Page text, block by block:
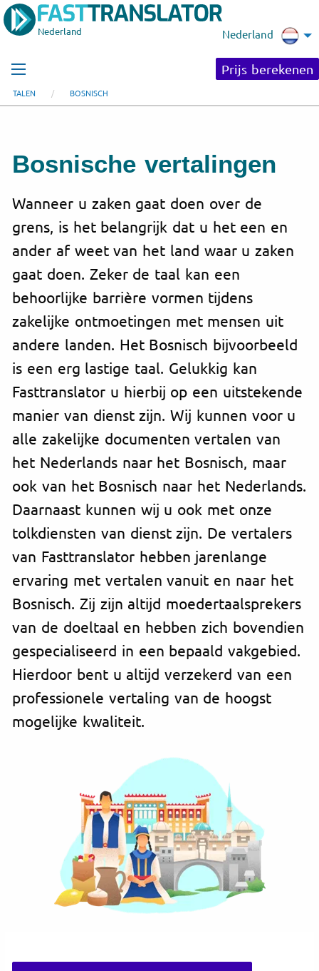
Nederland Nederland
Prijs berekenen
TALEN BOSNISCH
Bosnische vertalingen
Wanneer u zaken gaat doen over de
grens, is het belangrijk dat u het een en
ander af weet van het land waar u zaken
gaat doen. Zeker de taal kan een
behoorlijke barrière vormen tijdens
zakelijke ontmoetingen met mensen uit
andere landen. Het Bosnisch bijvoorbeeld
is een erg lastige taal. Gelukkig kan
Fasttranslator u hierbij op een uitstekende
manier van dienst zijn. Wij kunnen voor u
alle zakelijke documenten vertalen van
het Nederlands naar het Bosnisch, maar
ook van het Bosnisch naar het Nederlands.
Daarnaast kunnen wij u ook met onze
tolkdiensten van dienst zijn. De vertalers
van Fasttranslator hebben jarenlange
ervaring met vertalen vanuit en naar het
Bosnisch. Zij zijn altijd moedertaalsprekers
van de doeltaal en hebben zich bovendien
gespecialiseerd in een bepaald vakgebied.
Hierdoor bent u altijd verzekerd van een
professionele vertaling van de hoogst
mogelijke kwaliteit.